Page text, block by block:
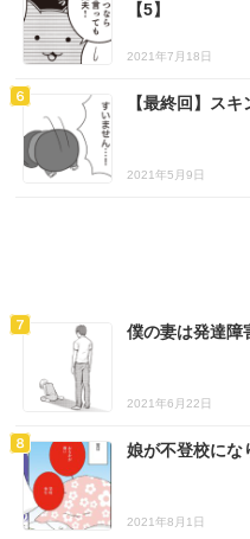
【5】
2021年7月18日
【最終回】ス
2021年5月9日
僕の妻は発達障
2021年6月22日
娘が不登校にな
2021年8月1日